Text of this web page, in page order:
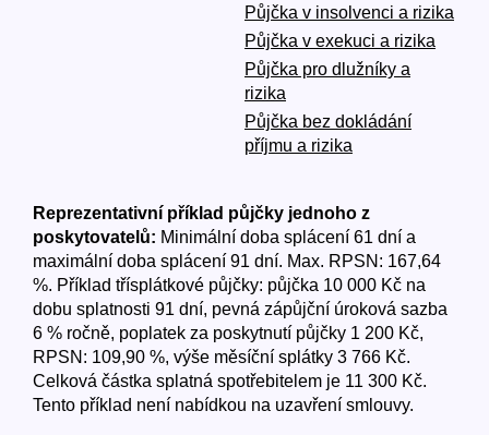
Půjčka v insolvenci a rizika
Půjčka v exekuci a rizika
Půjčka pro dlužníky a
rizika
Půjčka bez dokládání
příjmu a rizika
Reprezentativní příklad půjčky jednoho z
poskytovatelů: Minimální doba splácení 61 dní a
maximální doba splácení 91 dní. Max. RPSN: 167,64
%. Příklad třísplátkové půjčky: půjčka 10 000 Kč na
dobu splatnosti 91 dní, pevná zápůjční úroková sazba
6 % ročně, poplatek za poskytnutí půjčky 1 200 Kč,
RPSN: 109,90 %, výše měsíční splátky 3 766 Kč.
Celková částka splatná spotřebitelem je 11 300 Kč.
Tento příklad není nabídkou na uzavření smlouvy.